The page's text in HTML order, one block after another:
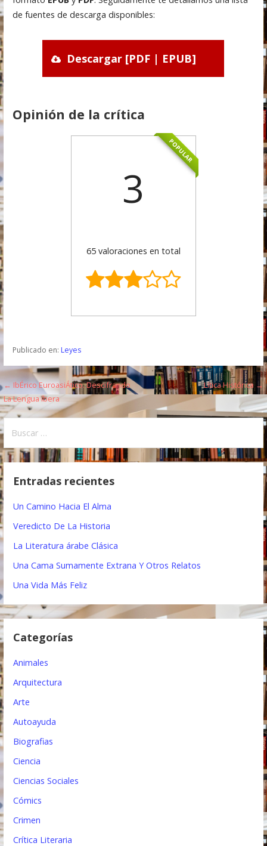
de fuentes de descarga disponibles:
Descargar [PDF | EPUB]
Opinión de la crítica
POPULAR
3
65 valoraciones en total
Publicado en: Leyes
N
a
v
e
a
ó
n
d
n
d
a
← IbÉrico EuroasiÁtico. Descifrando
La Lengua íbera
Lítica Histórica →
s
Entradas recientes
Un Camino Hacia El Alma
Veredicto De La Historia
La Literatura árabe Clásica
Una Cama Sumamente Extrana Y Otros Relatos
Una Vida Más Feliz
Categorías
Animales
Arquitectura
Arte
Autoayuda
Biografias
Ciencia
Ciencias Sociales
Cómics
Crimen
Crítica Literaria